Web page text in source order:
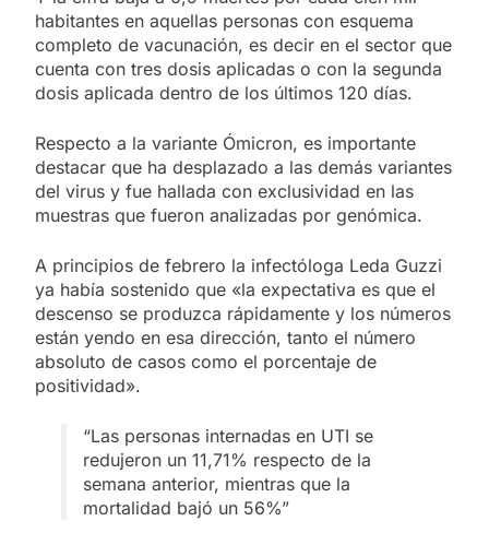
habitantes en aquellas personas con esquema
completo de vacunación, es decir en el sector que
cuenta con tres dosis aplicadas o con la segunda
dosis aplicada dentro de los últimos 120 días.
Respecto a la variante Ómicron, es importante
destacar que ha desplazado a las demás variantes
del virus y fue hallada con exclusividad en las
muestras que fueron analizadas por genómica.
A principios de febrero la infectóloga Leda Guzzi
ya había sostenido que «la expectativa es que el
descenso se produzca rápidamente y los números
están yendo en esa dirección, tanto el número
absoluto de casos como el porcentaje de
positividad».
“Las personas internadas en UTI se
redujeron un 11,71% respecto de la
semana anterior, mientras que la
mortalidad bajó un 56%”